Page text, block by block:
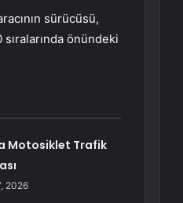
sürücüsü,
önündeki
Motosiklet Trafik
2026